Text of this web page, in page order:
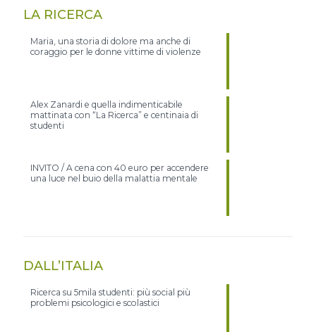
LA RICERCA
Maria, una storia di dolore ma anche di
coraggio per le donne vittime di violenze
Alex Zanardi e quella indimenticabile
mattinata con “La Ricerca” e centinaia di
studenti
INVITO / A cena con 40 euro per accendere
una luce nel buio della malattia mentale
DALL’ITALIA
Ricerca su 5mila studenti: più social più
problemi psicologici e scolastici